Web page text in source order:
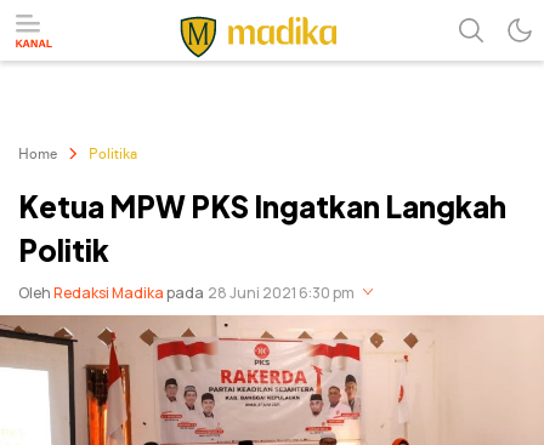
Home Politika
Ketua MPW PKS Ingatkan Langkah
Politik
OlehRedaksi Madikapada 28 Juni 2021 6:30 pm